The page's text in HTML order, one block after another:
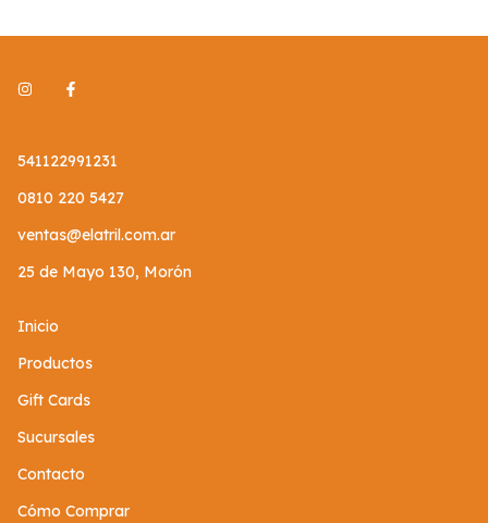
541122991231
0810 220 5427
ventas@elatril.com.ar
25 de Mayo 130, Morón
Inicio
Productos
Gift Cards
Sucursales
Contacto
Cómo Comprar